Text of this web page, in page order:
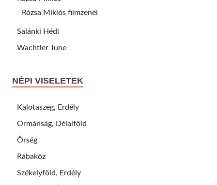
Rózsa Miklós filmzenéi
Salánki Hédi
Wachtler June
NÉPI VISELETEK
Kalotaszeg, Erdély
Ormánság, Délalföld
Őrség
Rábakőz
Székelyföld, Erdély